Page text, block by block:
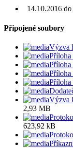
14.10.2016
Připojené soubory
Výzva
Příloha
Příloha
Příloha
Výzva
2,93 MB
623,92 kB